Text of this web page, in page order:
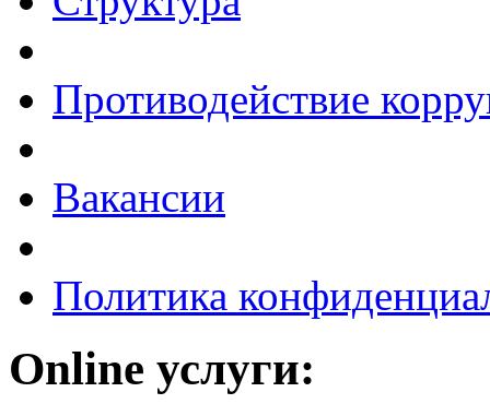
Противодействие
Вакансии
Политика
Online услуги: